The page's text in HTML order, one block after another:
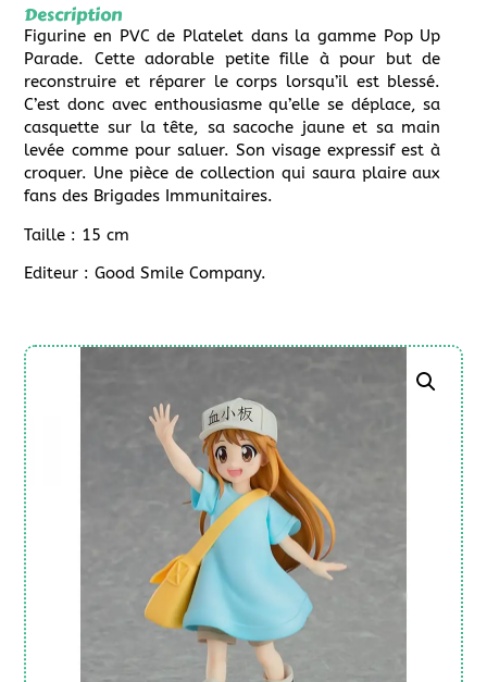
Description
Figurine en PVC de Platelet dans la gamme Pop Up
Parade. Cette adorable petite fille à pour but de
reconstruire et réparer le corps lorsqu’il est blessé.
C’est donc avec enthousiasme qu’elle se déplace, sa
casquette sur la tête, sa sacoche jaune et sa main
levée comme pour saluer. Son visage expressif est à
croquer. Une pièce de collection qui saura plaire aux
fans des Brigades Immunitaires.
Taille : 15 cm
Editeur : Good Smile Company.